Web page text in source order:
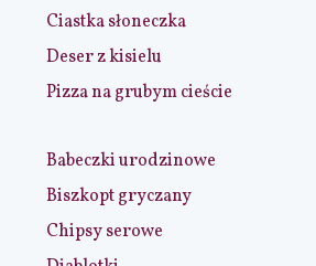
Ciastka słoneczka
Deser z kisielu
Pizza na grubym cieście
Babeczki urodzinowe
Biszkopt gryczany
Chipsy serowe